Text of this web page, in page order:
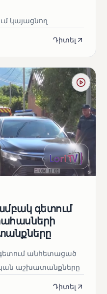
կայացնող
Դիտել
գետում
անհետացած
աշխատանքները
Դիտել